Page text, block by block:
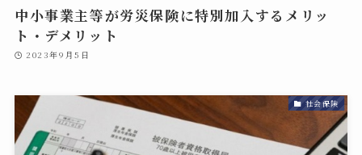
中小事業主等が労災保険に特別加入するメリッ
ト・デメリット
2023年9月5日
社会保険